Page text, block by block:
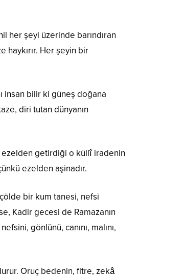
her şeyi üzerinde barındıran
haykırır. Her şeyin bir
insan bilir ki güneş doğana
diri tutan dünyanın
ezelden getirdiği o küllî iradenin
ezelden aşinadır.
bir kum tanesi, nefsi
Kadir gecesi de Ramazanın
gönlünü, canını, malını,
Oruç bedenin, fitre, zekâ